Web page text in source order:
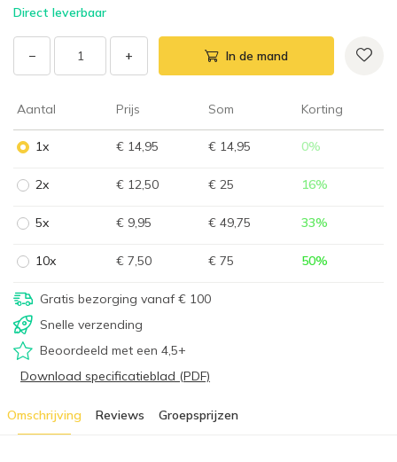
Direct leverbaar
− + In de mand
Aantal Prijs Som Korting
1x € 14,95 € 14,95 0%
2x € 12,50 € 25 16%
5x € 9,95 € 49,75 33%
10x € 7,50 € 75 50%
Gratis bezorging vanaf € 100
Snelle verzending
Beoordeeld met een 4,5+
Download specificatieblad (PDF)
Omschrijving Reviews Groepsprijzen